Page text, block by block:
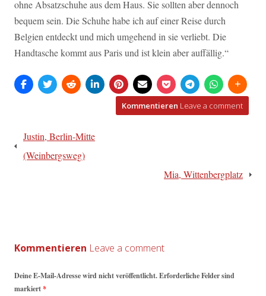
ohne Absatzschuhe aus dem Haus. Sie sollten aber dennoch
bequem sein. Die Schuhe habe ich auf einer Reise durch
Belgien entdeckt und mich umgehend in sie verliebt. Die
Handtasche kommt aus Paris und ist klein aber auffällig.“
Kommentieren Leave a comment
Beitragsnavigation
Justin, Berlin-Mitte
(Weinbergsweg)
Mia, Wittenbergplatz
Kommentieren
Deine E-Mail-Adresse wird nicht veröffentlicht. Erforderliche Felder sind
markiert*